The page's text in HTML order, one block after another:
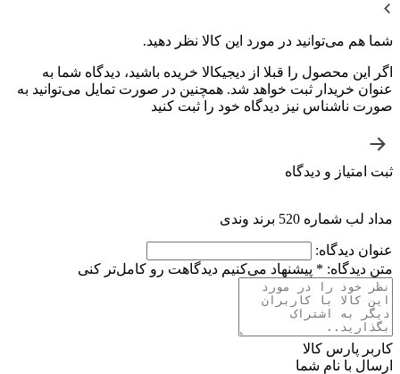
شما هم می‌توانید در مورد این کالا نظر دهید.
اگر این محصول را قبلا از دیجیکالا خریده باشید، دیدگاه شما به
عنوان خریدار ثبت خواهد شد. همچنین در صورت تمایل می‌توانید به
صورت ناشناس نیز دیدگاه خود را ثبت کنید
ثبت امتیاز و دیدگاه
مداد لب شماره 520 برند وندی
عنوان دیدگاه:
متن دیدگاه: * پیشنهاد می‌کنیم دیدگاهت رو کامل‌تر کنی
کاربر پارس کالا
ارسال با نام شما